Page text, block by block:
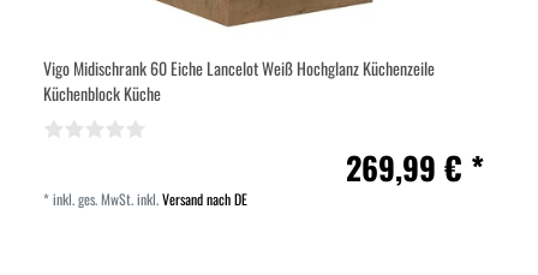
Vigo Midischrank 60 Eiche Lancelot Weiß Hochglanz Küchenzeile
Küchenblock Küche
269,99 € *
*inkl. ges. MwSt.inkl.Versand nach DE